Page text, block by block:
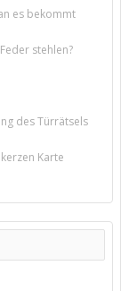
es bekommt
stehlen?
des Türrätsels
Karte